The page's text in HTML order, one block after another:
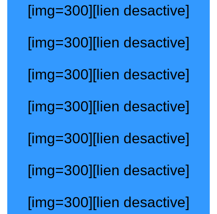
[img=300][lien desactive]
[img=300][lien desactive]
[img=300][lien desactive]
[img=300][lien desactive]
[img=300][lien desactive]
[img=300][lien desactive]
[img=300][lien desactive]